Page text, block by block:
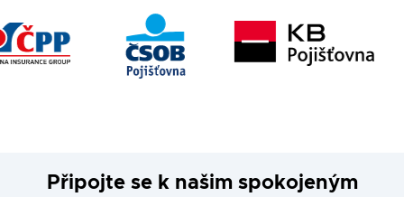
Připojte se k našim spokojeným